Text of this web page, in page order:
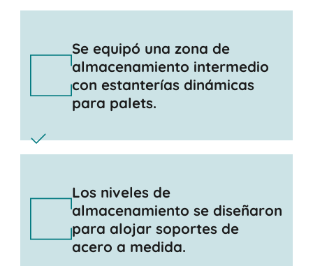
Se equipó una zona de
almacenamiento intermedio
con estanterías dinámicas
para palets.
Los niveles de
almacenamiento se diseñaron
para alojar soportes de
acero a medida.